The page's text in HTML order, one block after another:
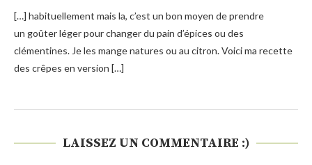
[…] habituellement mais la, c’est un bon moyen de prendre
un goûter léger pour changer du pain d’épices ou des
clémentines. Je les mange natures ou au citron. Voici ma recette
des crêpes en version […]
LAISSEZ UN COMMENTAIRE :)